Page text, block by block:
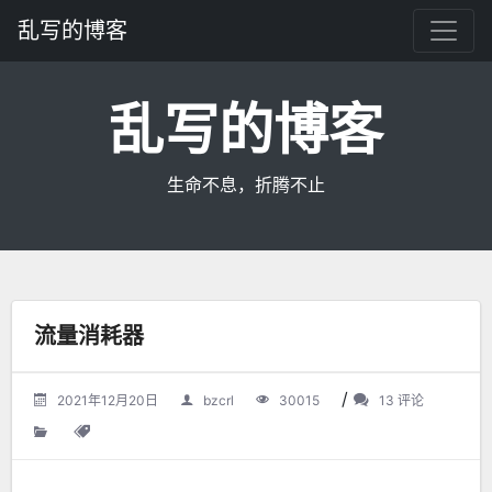
乱写的博客
乱写的博客
生命不息，折腾不止
流量消耗器
2021年12月20日 bzcrl 30015 / 13 评论